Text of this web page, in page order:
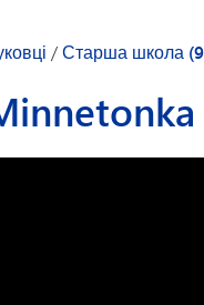
/Старша школа